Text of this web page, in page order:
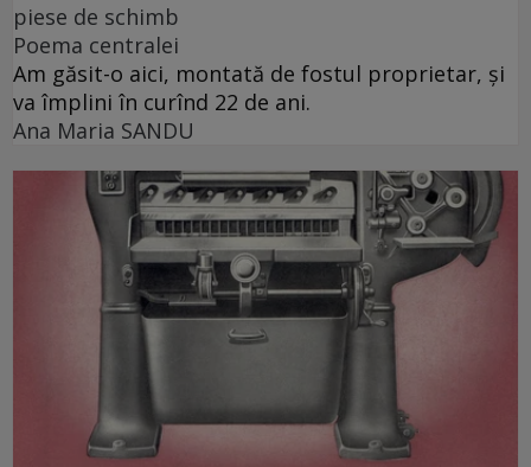
piese de schimb
Poema centralei
Am găsit-o aici, montată de fostul proprietar, și
va împlini în curînd 22 de ani.
Ana Maria SANDU